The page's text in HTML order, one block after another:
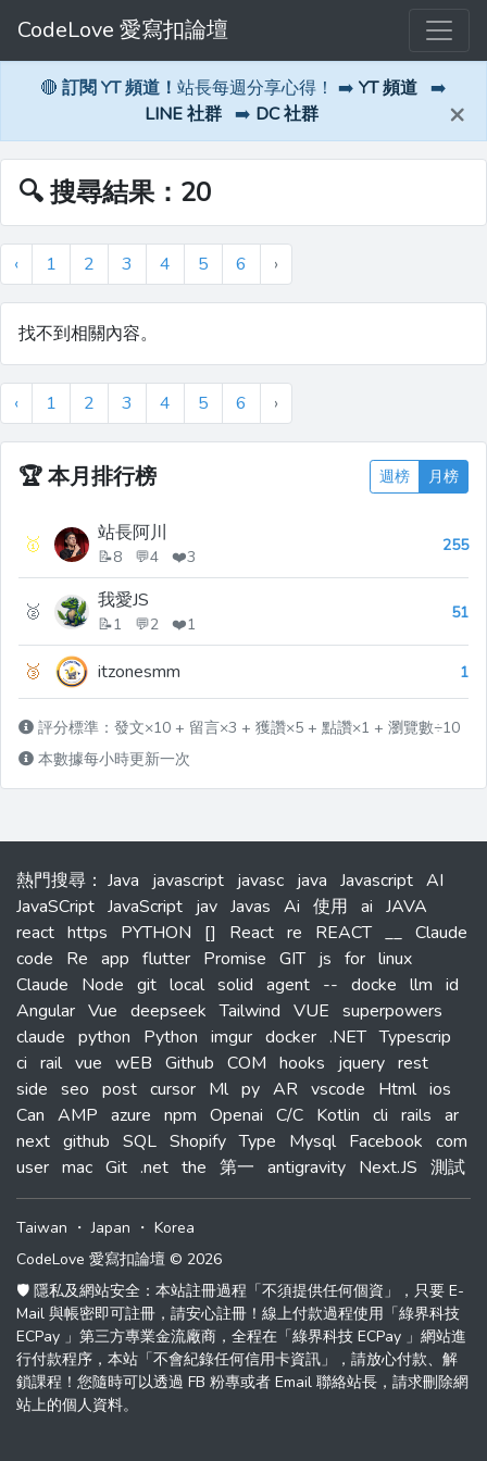
CodeLove 愛寫扣論壇
🔴 訂閱 YT 頻道！ 站長每週分享心得！ ➡️ YT 頻道 ➡️
LINE 社群 ➡️ DC 社群 ×
🔍 搜尋結果：20
‹ 1 2 3 4 5 6 ›
找不到相關內容。
‹ 1 2 3 4 5 6 ›
🏆本月排行榜 週榜 月榜
🥇 站長阿川
📝8 💬4 ❤️3
255
🥈 我愛JS
📝1 💬2 ❤️1
51
🥉 itzonesmm 1
評分標準：發文×10 + 留言×3 + 獲讚×5 + 點讚×1 + 瀏覽數÷10
本數據每小時更新一次
熱門搜尋 ： Java javascript javasc java Javascript AI
JavaSCript JavaScript jav Javas Ai 使用 ai JAVA
react https PYTHON [] React re REACT __ Claude
code
Re app flutter Promise GIT js for linux
Claude
Node git local solid agent -- docke llm id
Angular Vue deepseek Tailwind VUE superpowers
claude python Python imgur docker .NET Typescrip
ci rail vue wEB Github COM hooks jquery rest
side seo post cursor Ml py AR vscode Html ios
Can AMP azure npm Openai C/C Kotlin cli rails ar
next github SQL Shopify Type Mysql Facebook com
user mac Git .net the 第一 antigravity Next.JS 測試
Taiwan ・Japan ・ Korea
CodeLove 愛寫扣論壇 © 2026
🛡️ 隱私及網站安全：本站註冊過程「不須提供任何個資」，只要 E-
Mail 與帳密即可註冊，請安心註冊！線上付款過程使用「綠界科技
ECPay 」第三方專業金流廠商，全程在「綠界科技 ECPay 」網站進
行付款程序，本站「不會紀錄任何信用卡資訊」，請放心付款、解
鎖課程！您隨時可以透過 FB 粉專或者 Email 聯絡站長，請求刪除網
站上的個人資料。